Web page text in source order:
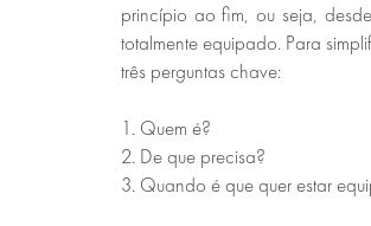
princípio ao fim, ou seja,
totalmente equipado. Para
três perguntas chave:
1. Quem é?
2. De que precisa?
3. Quando é que quer estar